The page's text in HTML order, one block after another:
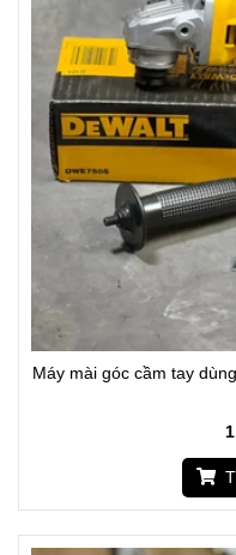
Máy mài góc cầm tay